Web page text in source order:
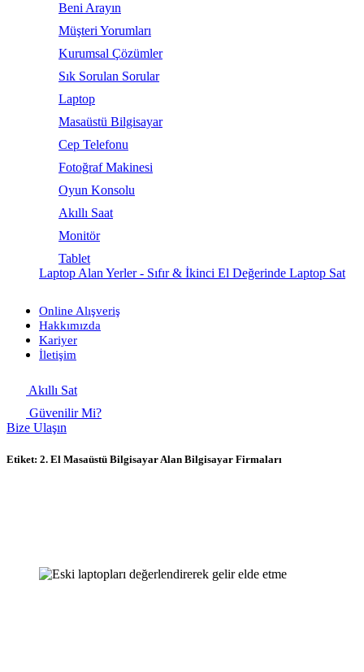
Beni Arayın
Müşteri Yorumları
Kurumsal Çözümler
Sık Sorulan Sorular
Laptop
Masaüstü Bilgisayar
Cep Telefonu
Fotoğraf Makinesi
Oyun Konsolu
Akıllı Saat
Monitör
Tablet
Laptop Alan Yerler - Sıfır & İkinci El Değerinde Laptop Sat
Online Alışveriş
Hakkımızda
Kariyer
İletişim
Akıllı Sat
Güvenilir Mi?
Bize Ulaşın
Etiket: 2. El Masaüstü Bilgisayar Alan Bilgisayar Firmaları